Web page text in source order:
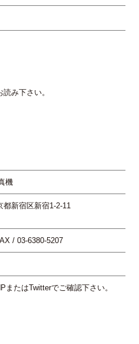
読み下さい。
機
新宿区新宿1-2-11
/ 03-6380-5207
またはTwitterでご確認下さい。